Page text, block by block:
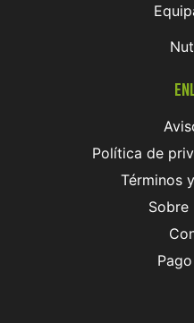
Política de
Términos
Sobre